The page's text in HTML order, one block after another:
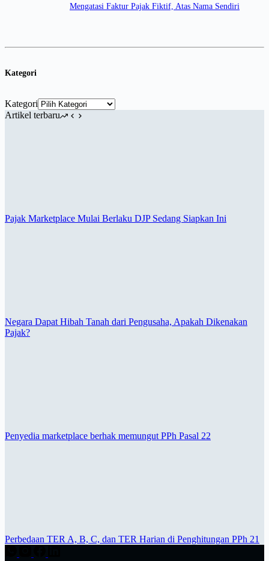
Mengatasi Faktur Pajak Fiktif, Atas Nama Sendiri
Kategori
Kategori
Artikel terbaru
Pajak Marketplace Mulai Berlaku DJP Sedang Siapkan Ini
Negara Dapat Hibah Tanah dari Pengusaha, Apakah Dikenakan
Pajak?
Penyedia marketplace berhak memungut PPh Pasal 22
Perbedaan TER A, B, C, dan TER Harian di Penghitungan PPh 21